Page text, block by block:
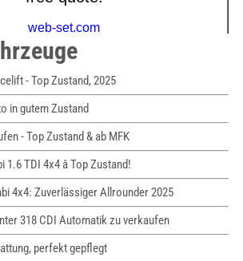
- Top Zustand, 2025
in gutem Zustand
- Top Zustand & ab MFK
TDI 4x4 â Top Zustand!
4x4: Zuverlässiger Allrounder 2025
318 CDI Automatik zu verkaufen
perfekt gepflegt